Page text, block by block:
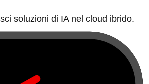
soluzioni di IA nel cloud ibrido.